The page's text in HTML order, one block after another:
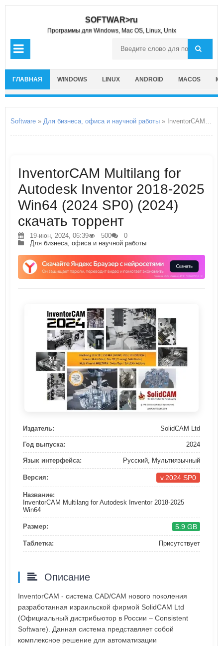
SOFTWAR>ru
Программы для Windows, Mac OS, Linux, Unix
ГЛАВНАЯ WINDOWS LINUX ANDROID MACOS
Software » Для бизнеса, офиса и научной работы » InventorCAM Multilang for Autodesk Inventor 2018-2025 Win64
InventorCAM Multilang for
Autodesk Inventor 2018-2025
Win64 (2024 SP0) (2024)
скачать торрент
19-июн, 2024, 06:39 500
0
Для бизнеса, офиса и научной работы
Издатель: SolidCAM Ltd
Год выпуска: 2024
Язык интерфейса: Русский, Мультиязычный
Версия: v.2024 SP0
Название:
InventorCAM Multilang for Autodesk Inventor 2018-2025
Win64
Размер: 5.9 GB
Таблетка: Присутствует
Описание
InventorCAM - система CAD/CAM нового поколения
разработанная израильской фирмой SolidCAM Ltd
(Официальный дистрибьютор в России – Consistent
Software). Данная система представляет собой
комплексное решение для автоматизации